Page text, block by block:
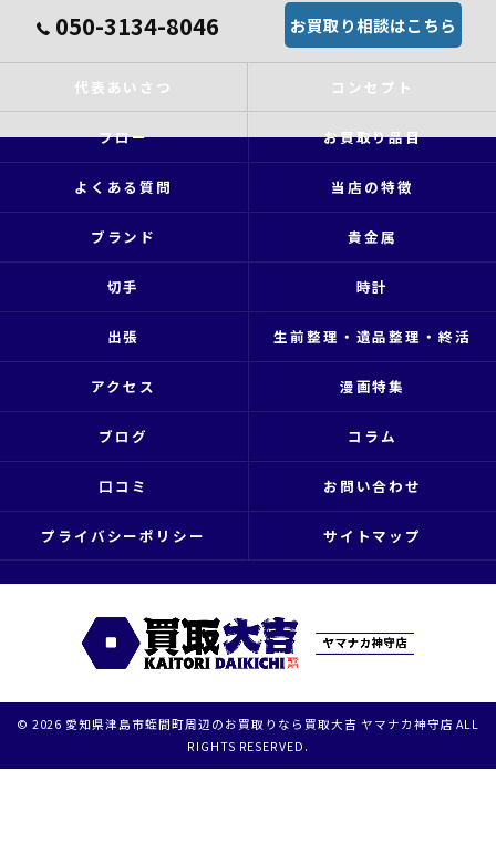
050-3134-8046 お買取り相談はこちら
代表あいさつ コンセプト
フロー お買取り品目
よくある質問 当店の特徴
ブランド 貴金属
切手 時計
出張 生前整理・遺品整理・終活
アクセス 漫画特集
ブログ コラム
口コミ お問い合わせ
プライバシーポリシー サイトマップ
© 2026 愛知県津島市蛭間町周辺のお買取りなら買取大吉 ヤマナカ神守店 ALL
RIGHTS RESERVED.